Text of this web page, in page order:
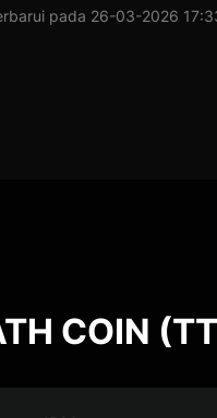
pada 26-03-2026
COIN